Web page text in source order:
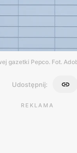
gazetki Pepco. Fot.
Udostępnij:
REKLAMA